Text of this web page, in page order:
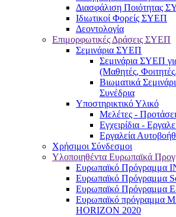
Διασφάλιση Ποιότητας
Ιδιωτικοί Φορείς ΣΥΕΠ
Δεοντολογία
Επιμορφωτικές Δράσεις ΣΥΕΠ
Σεμινάρια ΣΥΕΠ
Σεμινάρια ΣΥΕΠ
(Μαθητές,
Βιωματικά
Συνέδρια
Υποστηρικτικό Υλικό
Μελέτες -
Εγχειρίδια -
Εργαλεία
Χρήσιμοι Σύνδεσμοι
Υλοποιηθέντα Ευρωπαϊκά
Ευρωπαϊκό Πρόγραμμα
Ευρωπαϊκό Πρόγραμμα
Ευρωπαϊκό Πρόγραμμα
Ευρωπαϊκό πρόγραμμα
HORIZON 2020